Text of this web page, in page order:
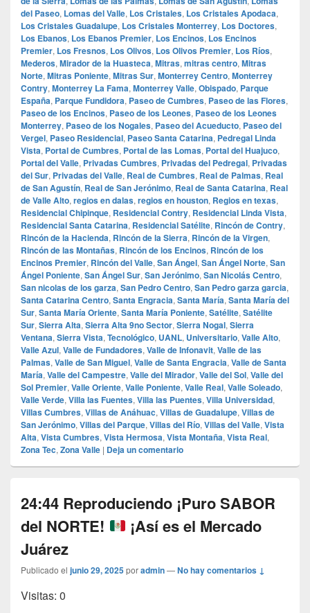
del Paseo, Lomas del Valle, Los Cristales, Los Cristales Apodaca,
Los Cristales Guadalupe, Los Cristales Monterrey, Los Doctores,
Los Ebanos, Los Ebanos Premier, Los Encinos, Los Encinos
Premier, Los Fresnos, Los Olivos, Los Olivos Premier, Los Ríos,
Mederos, Mirador de la Huasteca, Mitras, mitras centro, Mitras
Norte, Mitras Poniente, Mitras Sur, Monterrey Centro, Monterrey
Contry, Monterrey La Fama, Monterrey Valle, Obispado, Parque
España, Parque Fundidora, Paseo de Cumbres, Paseo de las Flores,
Paseo de los Encinos, Paseo de los Leones, Paseo de los Leones
Monterrey, Paseo de los Nogales, Paseo del Acueducto, Paseo del
Vergel, Paseo Residencial, Paseo Santa Catarina, Pedregal Linda
Vista, Portal de Cumbres, Portal de las Lomas, Portal del Huajuco,
Portal del Valle, Privadas Cumbres, Privadas del Pedregal, Privadas
del Sur, Privadas del Valle, Real de Cumbres, Real de Palmas, Real
de San Agustín, Real de San Jerónimo, Real de Santa Catarina, Real
de Valle Alto, regios en dalas, regios en houston, Regios en texas,
Residencial Chipinque, Residencial Contry, Residencial Linda Vista,
Residencial Santa Catarina, Residencial Satélite, Rincón de Contry,
Rincón de la Hacienda, Rincón de la Sierra, Rincón de la Virgen,
Rincón de las Montañas, Rincón de los Encinos, Rincón de los
Encinos Premier, Rincón del Valle, San Ángel, San Ángel Norte, San
Ángel Poniente, San Ángel Sur, San Jerónimo, San Nicolás Centro,
San nicolas de los garza, San Pedro Centro, San Pedro garza garcia,
Santa Catarina Centro, Santa Engracia, Santa María, Santa María del
Sur, Santa María Oriente, Santa María Poniente, Satélite, Satélite
Sur, Sierra Alta, Sierra Alta 9no Sector, Sierra Nogal, Sierra
Ventana, Sierra Vista, Tecnológico, UANL, Universitario, Valle Alto,
Valle Azul, Valle de Fundadores, Valle de Infonavit, Valle de las
Palmas, Valle de San Miguel, Valle de Santa Engracia, Valle de Santa
María, Valle del Campestre, Valle del Mirador, Valle del Sol, Valle del
Sol Premier, Valle Oriente, Valle Poniente, Valle Real, Valle Soleado,
Valle Verde, Villa las Fuentes, Villa las Puentes, Villa Universidad,
Villas Cumbres, Villas de Anáhuac, Villas de Guadalupe, Villas de
San Jerónimo, Villas del Parque, Villas del Río, Villas del Valle, Vista
Alta, Vista Cumbres, Vista Hermosa, Vista Montaña, Vista Real,
Zona Tec, Zona Valle | Deja un comentario
24:44 Reproduciendo ¡Puro SABOR
del NORTE!
¡Así es el Mercado
Juárez
Publicado el junio 29, 2025poradmin—No hay comentarios ↓
Visitas: 0